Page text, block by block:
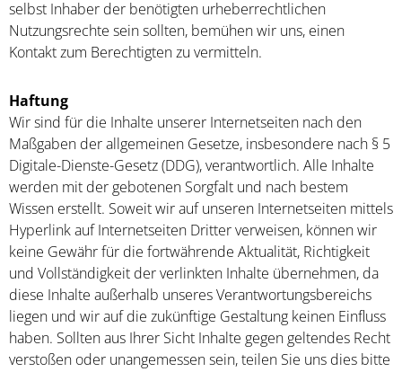
selbst Inhaber der benötigten urheberrechtlichen
Nutzungsrechte sein sollten, bemühen wir uns, einen
Kontakt zum Berechtigten zu vermitteln.
Haftung
Wir sind für die Inhalte unserer Internetseiten nach den
Maßgaben der allgemeinen Gesetze, insbesondere nach § 5
Digitale-Dienste-Gesetz (DDG), verantwortlich. Alle Inhalte
werden mit der gebotenen Sorgfalt und nach bestem
Wissen erstellt. Soweit wir auf unseren Internetseiten mittels
Hyperlink auf Internetseiten Dritter verweisen, können wir
keine Gewähr für die fortwährende Aktualität, Richtigkeit
und Vollständigkeit der verlinkten Inhalte übernehmen, da
diese Inhalte außerhalb unseres Verantwortungsbereichs
liegen und wir auf die zukünftige Gestaltung keinen Einfluss
haben. Sollten aus Ihrer Sicht Inhalte gegen geltendes Recht
verstoßen oder unangemessen sein, teilen Sie uns dies bitte